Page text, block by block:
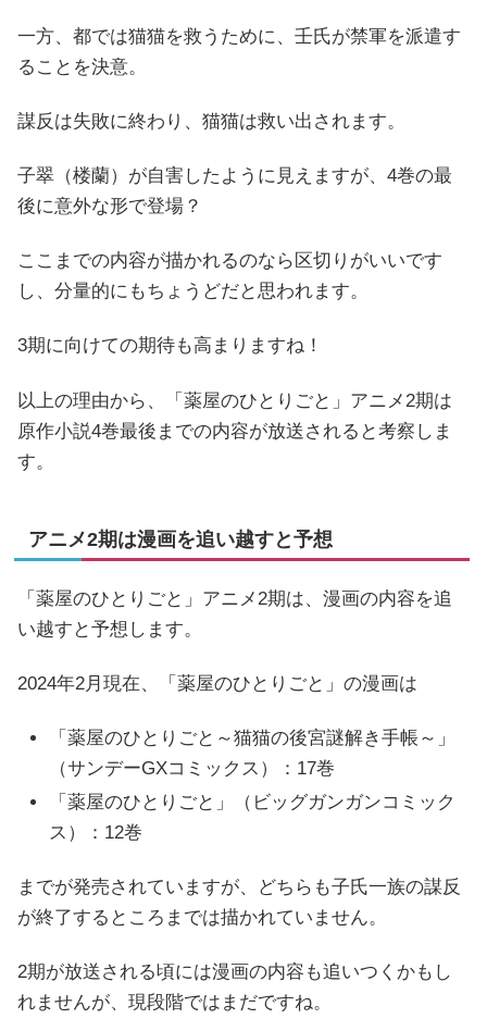
一方、都では猫猫を救うために、壬氏が禁軍を派遣す
ることを決意。
謀反は失敗に終わり、猫猫は救い出されます。
子翠（楼蘭）が自害したように見えますが、4巻の最
後に意外な形で登場？
ここまでの内容が描かれるのなら区切りがいいです
し、分量的にもちょうどだと思われます。
3期に向けての期待も高まりますね！
以上の理由から、「薬屋のひとりごと」アニメ2期は
原作小説4巻最後までの内容が放送されると考察しま
す。
アニメ2期は漫画を追い越すと予想
「薬屋のひとりごと」アニメ2期は、漫画の内容を追
い越すと予想します。
2024年2月現在、「薬屋のひとりごと」の漫画は
「薬屋のひとりごと～猫猫の後宮謎解き手帳～」
（サンデーGXコミックス）：17巻
「薬屋のひとりごと」（ビッグガンガンコミック
ス）：12巻
までが発売されていますが、どちらも子氏一族の謀反
が終了するところまでは描かれていません。
2期が放送される頃には漫画の内容も追いつくかもし
れませんが、現段階ではまだですね。